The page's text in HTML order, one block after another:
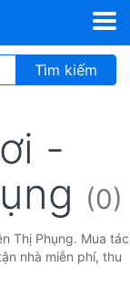
Tìm kiếm
-
(0)
Thị Phụng. Mua tác
nhà miễn phí, thu